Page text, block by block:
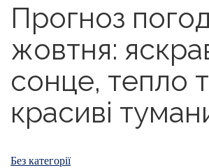
Прогноз
жовтня:
сонце, тепло
красиві
Без категорії